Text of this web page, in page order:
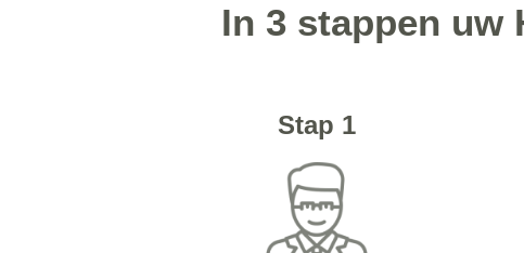
In 3 stappen uw
Stap 1